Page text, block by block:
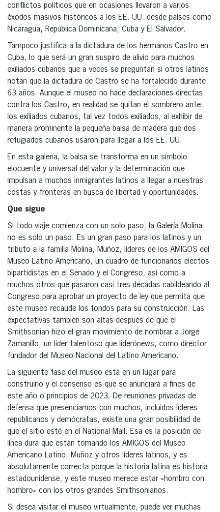
conflictos políticos que en ocasiones llevaron a varios
éxodos masivos históricos a los EE. UU. desde países como
Nicaragua, República Dominicana, Cuba y El Salvador.
Tampoco justifica a la dictadura de los hermanos Castro en
Cuba, lo que será un gran suspiro de alivio para muchos
exiliados cubanos que a veces se preguntan si otros latinos
notan que la dictadura de Castro se ha fortalecido durante
63 años. Aunque el museo no hace declaraciones directas
contra los Castro, en realidad se quitan el sombrero ante
los exiliados cubanos, tal vez todos exiliados, al exhibir de
manera prominente la pequeña balsa de madera que dos
refugiados cubanos usaron para llegar a los EE. UU.
En esta galería, la balsa se transforma en un símbolo
elocuente y universal del valor y la determinación que
impulsan a muchos inmigrantes latinos a llegar a nuestras
costas y fronteras en busca de libertad y oportunidades.
Que sigue
Si todo viaje comienza con un solo paso, la Galería Molina
no es solo un paso. Es un gran paso para los latinos y un
tributo a la familia Molina, Muñoz, líderes de los AMIGOS del
Museo Latino Americano, un cuadro de funcionarios electos
bipartidistas en el Senado y el Congreso, así como a
muchos otros que pasaron casi tres décadas cabildeando al
Congreso para aprobar un proyecto de ley que permita que
este museo recaude los fondos para su construcción. Las
expectativas también son altas después de que el
Smithsonian hizo el gran movimiento de nombrar a Jorge
Zamanillo, un líder talentoso que liderónews, como director
fundador del Museo Nacional del Latino Americano.
La siguiente fase del museo está en un lugar para
construirlo y el consenso es que se anunciará a fines de
este año o principios de 2023. De reuniones privadas de
defensa que presenciamos con muchos, incluidos líderes
republicanos y demócratas, existe una gran posibilidad de
que el sitio esté en el National Mall. Esa es la posición de
línea dura que están tomando los AMIGOS del Museo
Americano Latino, Muñoz y otros líderes latinos, y es
absolutamente correcta porque la historia latina es historia
estadounidense, y este museo merece estar «hombro con
hombro» con los otros grandes Smithsonianos.
Si desea visitar el museo virtualmente, puede ver muchas